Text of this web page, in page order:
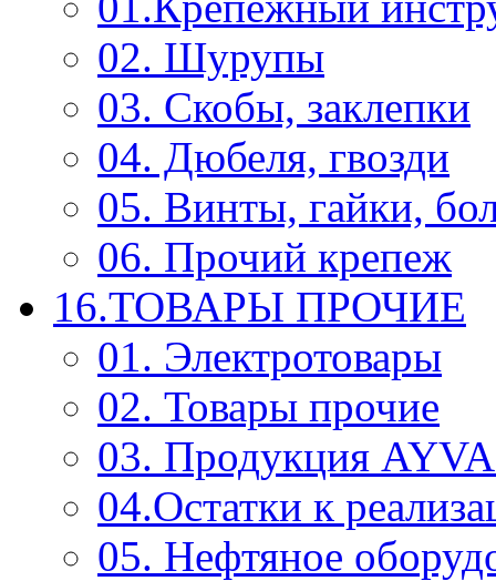
02. Шурупы
03. Скобы, заклепки
04. Дюбеля, гвозди
05. Винты, гайки,
06. Прочий крепеж
16.ТОВАРЫ ПРОЧИЕ
01. Электротовары
02. Товары прочие
03. Продукция
04.Остатки к
05. Нефтяное